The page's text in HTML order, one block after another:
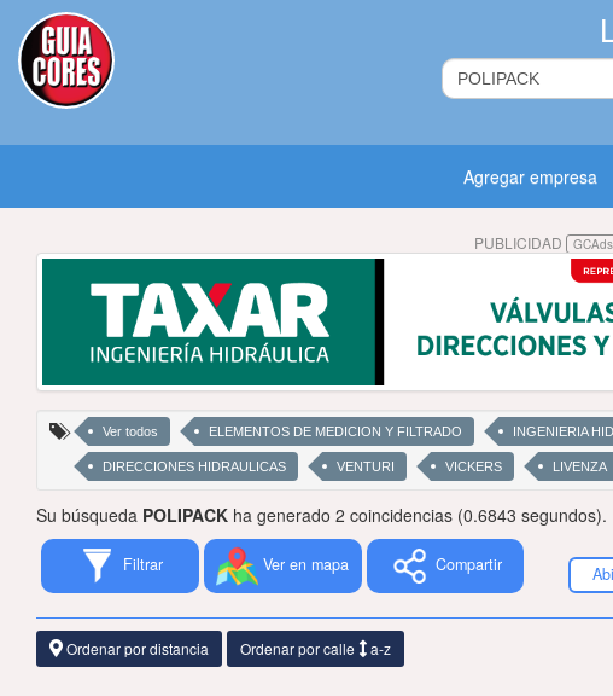
Agregar empresa
PUBLICIDAD GCAds
Ver todos ELEMENTOS DE MEDICION Y FILTRADO INGENIERIA
DIRECCIONES HIDRAULICAS VENTURI VICKERS LIVENZA
Su búsqueda POLIPACK ha generado 2 coincidencias (0.6843 segundos).
Filtrar Ver en mapa Compartir
Ordenar por distancia Ordenar por calle a-z